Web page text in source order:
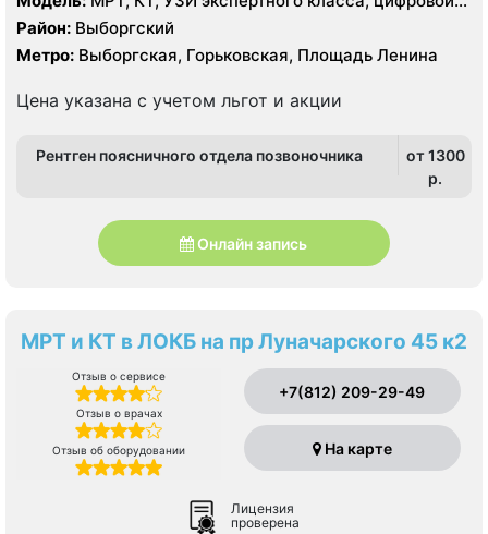
рентген
Район: Выборгский
Метро: Выборгская, Горьковская, Площадь Ленина
Цена указана с учетом льгот и акции
Рентген поясничного отдела позвоночника
от 1300
p.
Онлайн запись
МРТ и КТ в ЛОКБ на пр Луначарского 45 к2
Отзыв о сервисе
Отзыв о врачах
Отзыв об оборудовании
+7(812) 209-29-49
На карте
Лицензия
проверена